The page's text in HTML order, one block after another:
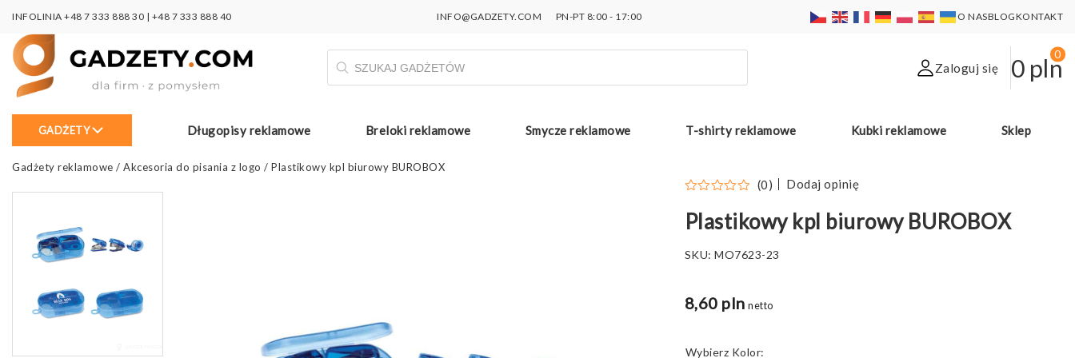
INFOLINIA +48 7 333 888 30 | +48 7 333 888 40 INFO@GADZETY.COM PN-PT 8:00 - 17:00 O NASBLOGKONTAKT
Wyszukiwarka
produktów
Zaloguj się 0 pln
0
GADŻETY Długopisy reklamowe Breloki reklamowe Smycze reklamowe T-shirty reklamowe Kubki reklamowe Sklep
Gadżety reklamowe / Akcesoria do pisania z logo / Plastikowy kpl biurowy BUROBOX
(0) Dodaj opinię
Plastikowy kpl biurowy BUROBOX
SKU:MO7623-23
8,60 pln netto
Kolor